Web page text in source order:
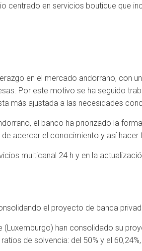
centrado en servicios boutique que
en el mercado andorrano, con
Por este motivo se ha seguido
más ajustada a las necesidades
el banco ha priorizado la
acercar el conocimiento y así
multicanal 24 h y en la
el proyecto de banca
(Luxemburgo) han consolidado su
de solvencia: del 50% y el